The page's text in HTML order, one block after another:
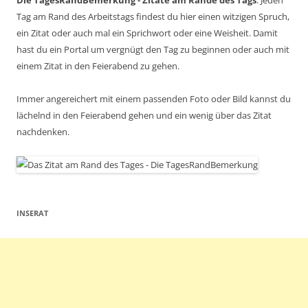
Tag am Rand des Arbeitstags findest du hier einen witzigen Spruch,
ein Zitat oder auch mal ein Sprichwort oder eine Weisheit. Damit
hast du ein Portal um vergnügt den Tag zu beginnen oder auch mit
einem Zitat in den Feierabend zu gehen.
Immer angereichert mit einem passenden Foto oder Bild kannst du
lächelnd in den Feierabend gehen und ein wenig über das Zitat
nachdenken.
INSERAT